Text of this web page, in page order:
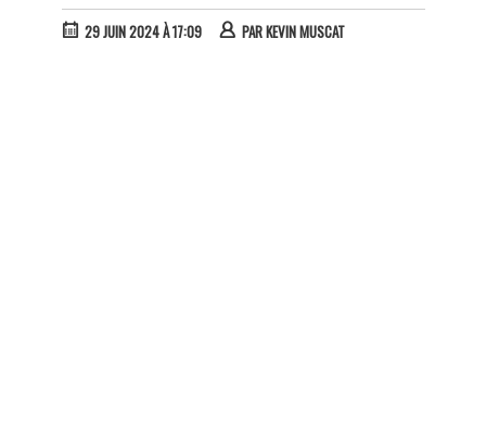
29 JUIN 2024 À 17:09 PARKEVIN MUSCAT